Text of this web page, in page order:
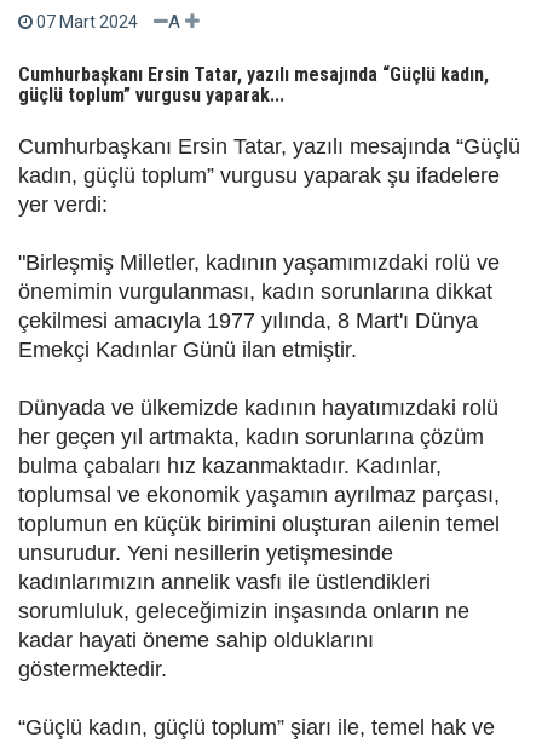
07 Mart 2024 A
Cumhurbaşkanı Ersin Tatar, yazılı mesajında “Güçlü kadın,
güçlü toplum” vurgusu yaparak...
Cumhurbaşkanı Ersin Tatar, yazılı mesajında “Güçlü
kadın, güçlü toplum” vurgusu yaparak şu ifadelere
yer verdi:
"Birleşmiş Milletler, kadının yaşamımızdaki rolü ve
önemimin vurgulanması, kadın sorunlarına dikkat
çekilmesi amacıyla 1977 yılında, 8 Mart'ı Dünya
Emekçi Kadınlar Günü ilan etmiştir.
Dünyada ve ülkemizde kadının hayatımızdaki rolü
her geçen yıl artmakta, kadın sorunlarına çözüm
bulma çabaları hız kazanmaktadır. Kadınlar,
toplumsal ve ekonomik yaşamın ayrılmaz parçası,
toplumun en küçük birimini oluşturan ailenin temel
unsurudur. Yeni nesillerin yetişmesinde
kadınlarımızın annelik vasfı ile üstlendikleri
sorumluluk, geleceğimizin inşasında onların ne
kadar hayati öneme sahip olduklarını
göstermektedir.
“Güçlü kadın, güçlü toplum” şiarı ile, temel hak ve